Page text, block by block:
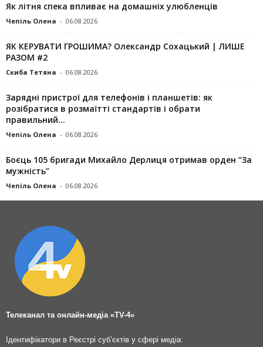
Як літня спека впливає на домашніх улюбленців
Чепіль Олена - 06.08.2026
ЯК КЕРУВАТИ ГРОШИМА? Олександр Сохацький | ЛИШЕ
РАЗОМ #2
Скиба Тетяна - 06.08.2026
Зарядні пристрої для телефонів і планшетів: як
розібратися в розмаїтті стандартів і обрати
правильний...
Чепіль Олена - 06.08.2026
Боєць 105 бригади Михайло Дерлиця отримав орден “За
мужність”
Чепіль Олена - 06.08.2026
Телеканал та онлайн-медіа «TV-4»
Ідентифікатори в Реєстрі суб’єктів у сфері медіа: